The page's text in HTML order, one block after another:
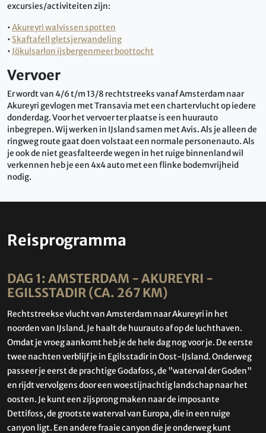
excursies/activiteiten zijn:
•Akureyri walvissen spotten
• Skaftafell gletsjerwandeling
• Jökulsarlon ijsbergenmeer boottocht
Vervoer
Er wordt van 4/6 t/m 13/8 rechtstreeks vanaf Amsterdam naar
Akureyri gevlogen met Transavia met een chartervlucht op iedere
donderdag. Voor het vervoer ter plaatse is een huurauto
inbegrepen. Wij werken in IJsland samen met Avis. Als je alleen de
ringweg route gaat doen volstaat een normale personenauto. Als
je ook de niet geasfalteerde wegen in het ruige binnenland wil
verkennen heb je een 4x4 auto met een flinke bodemvrijheid
nodig.
Reisprogramma
DAG 1: AMSTERDAM - AKUREYRI -
EGILSSTADIR (CA. 267 KM)
Rechtstreekse vlucht van Amsterdam naar Akureyri in het
noorden van IJsland. Je haalt de huurauto af op de luchthaven.
Omdat je vroeg aankomt heb je de hele dag nog voor je. De eerste
twee nachten verblijf je in Egilsstadir in Oost-IJsland. Onderweg
passeer je eerst de prachtige Godafoss, de "waterval der Goden"
en rijdt vervolgens door een woestijnachtig landschap naar het
oosten. Je kunt een zijsprong maken naar de imposante
Dettifoss, de grootste waterval van Europa, die in een ruige
canyon ligt. Een andere fraaie canyon die je onderweg kunt